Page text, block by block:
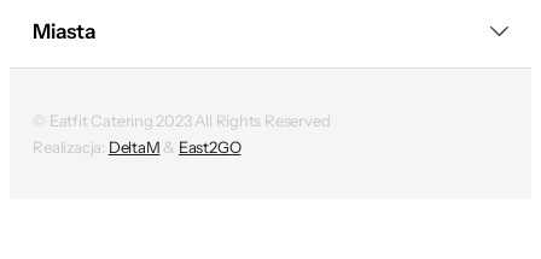
© Eatfit Catering 2023 All Rights Reserved
Realizacja: DeltaM & East2GO
Miasta